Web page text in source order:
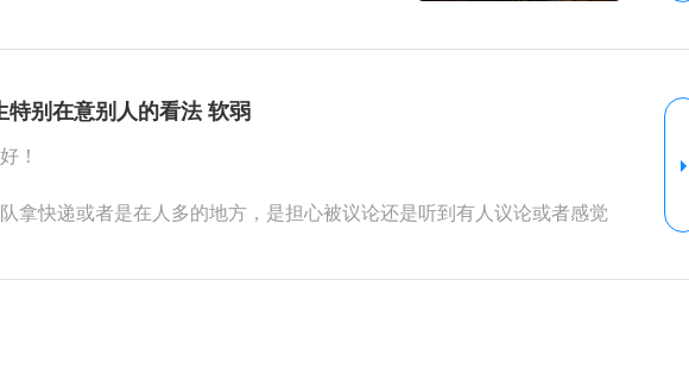
时候会首先考虑一个整体的布局，先画一个大的轮廓，然后在轮廓里面增
条和颜色的细节，以让油画最终符合心中所想。一副油画的颜色是丰富
色交织在一起。一幅油画也有很多的色层，以表现更生动的细节。咨询
轮廓之后就大概知道来访这个线条指的是什么、那里出现的一个远离主
的颜色、线条分解、稀释掉，甚至完全覆盖。原来以为的房顶其实是一
特别在意别人的看法 软弱
！
拿快递或者是在人多的地方，是担心被议论还是听到有人议论或者感觉
觉察，可以向朋友父母倾诉你的心声，他们的支持、理解可以很好地帮